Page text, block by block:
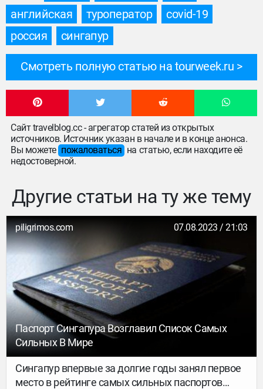
английская
туроператор
covid-19
россия
сингапур
Смотреть полную статью на tourweek.ru
Сайт travelblog.cc - агрегатор статей из открытых
источников. Источник указан в начале и в конце анонса.
Вы можете пожаловаться на статью, если находите её
недостоверной.
Другие статьи на ту же тему
piligrimos.com 07.08.2023 / 21:03
Паспорт Сингапура Возглавил Список Самых
Сильных В Мире
Сингапур впервые за долгие годы занял первое
место в рейтинге самых сильных паспортов